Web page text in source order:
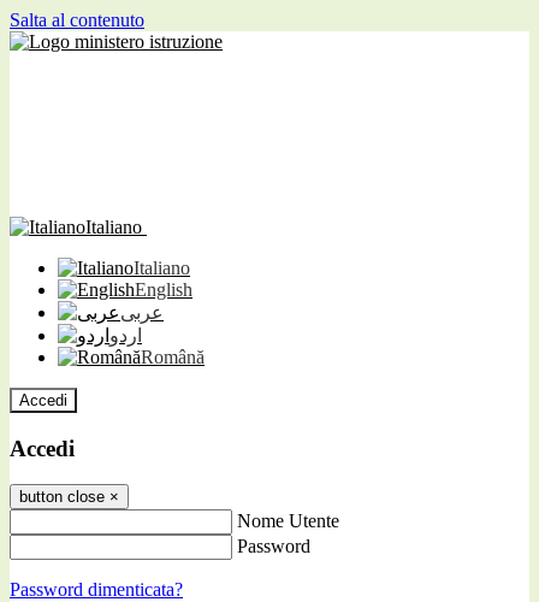
Salta al contenuto
Italiano
Italiano
English
عربى
اردو
Română
Accedi
Accedi
button close ×
Nome Utente
Password
Password dimenticata?